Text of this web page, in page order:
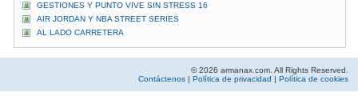
GESTIONES Y PUNTO VIVE SIN STRESS 16
AIR JORDAN Y NBA STREET SERIES
AL LADO CARRETERA
© 2026 armanax.com. All Rights Reserved.
Contáctenos | Política de privacidad | Política de cookies